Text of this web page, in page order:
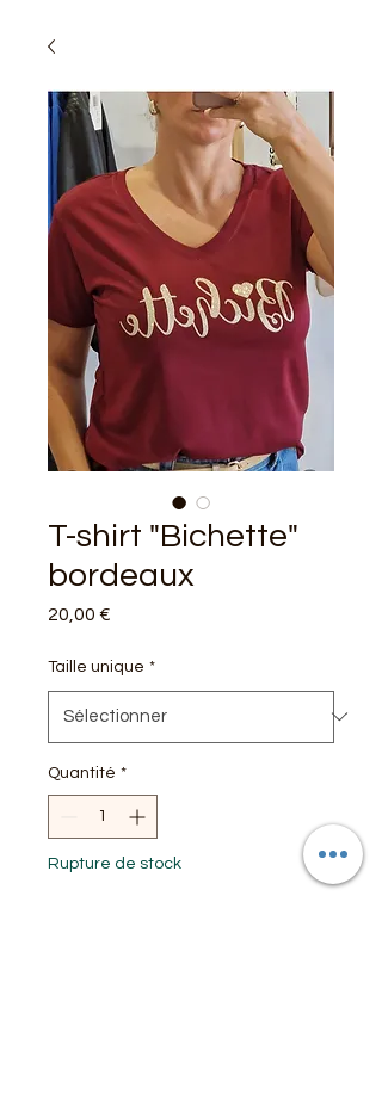
T-shirt "Bichette"
bordeaux
20,00 €
Taille unique *
Quantité *
Rupture de stock